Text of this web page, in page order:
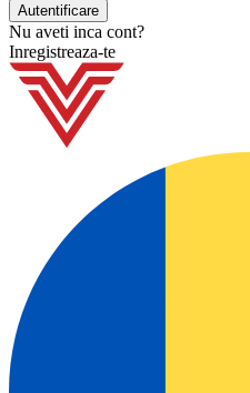
Nu aveti inca cont?
Inregistreaza-te